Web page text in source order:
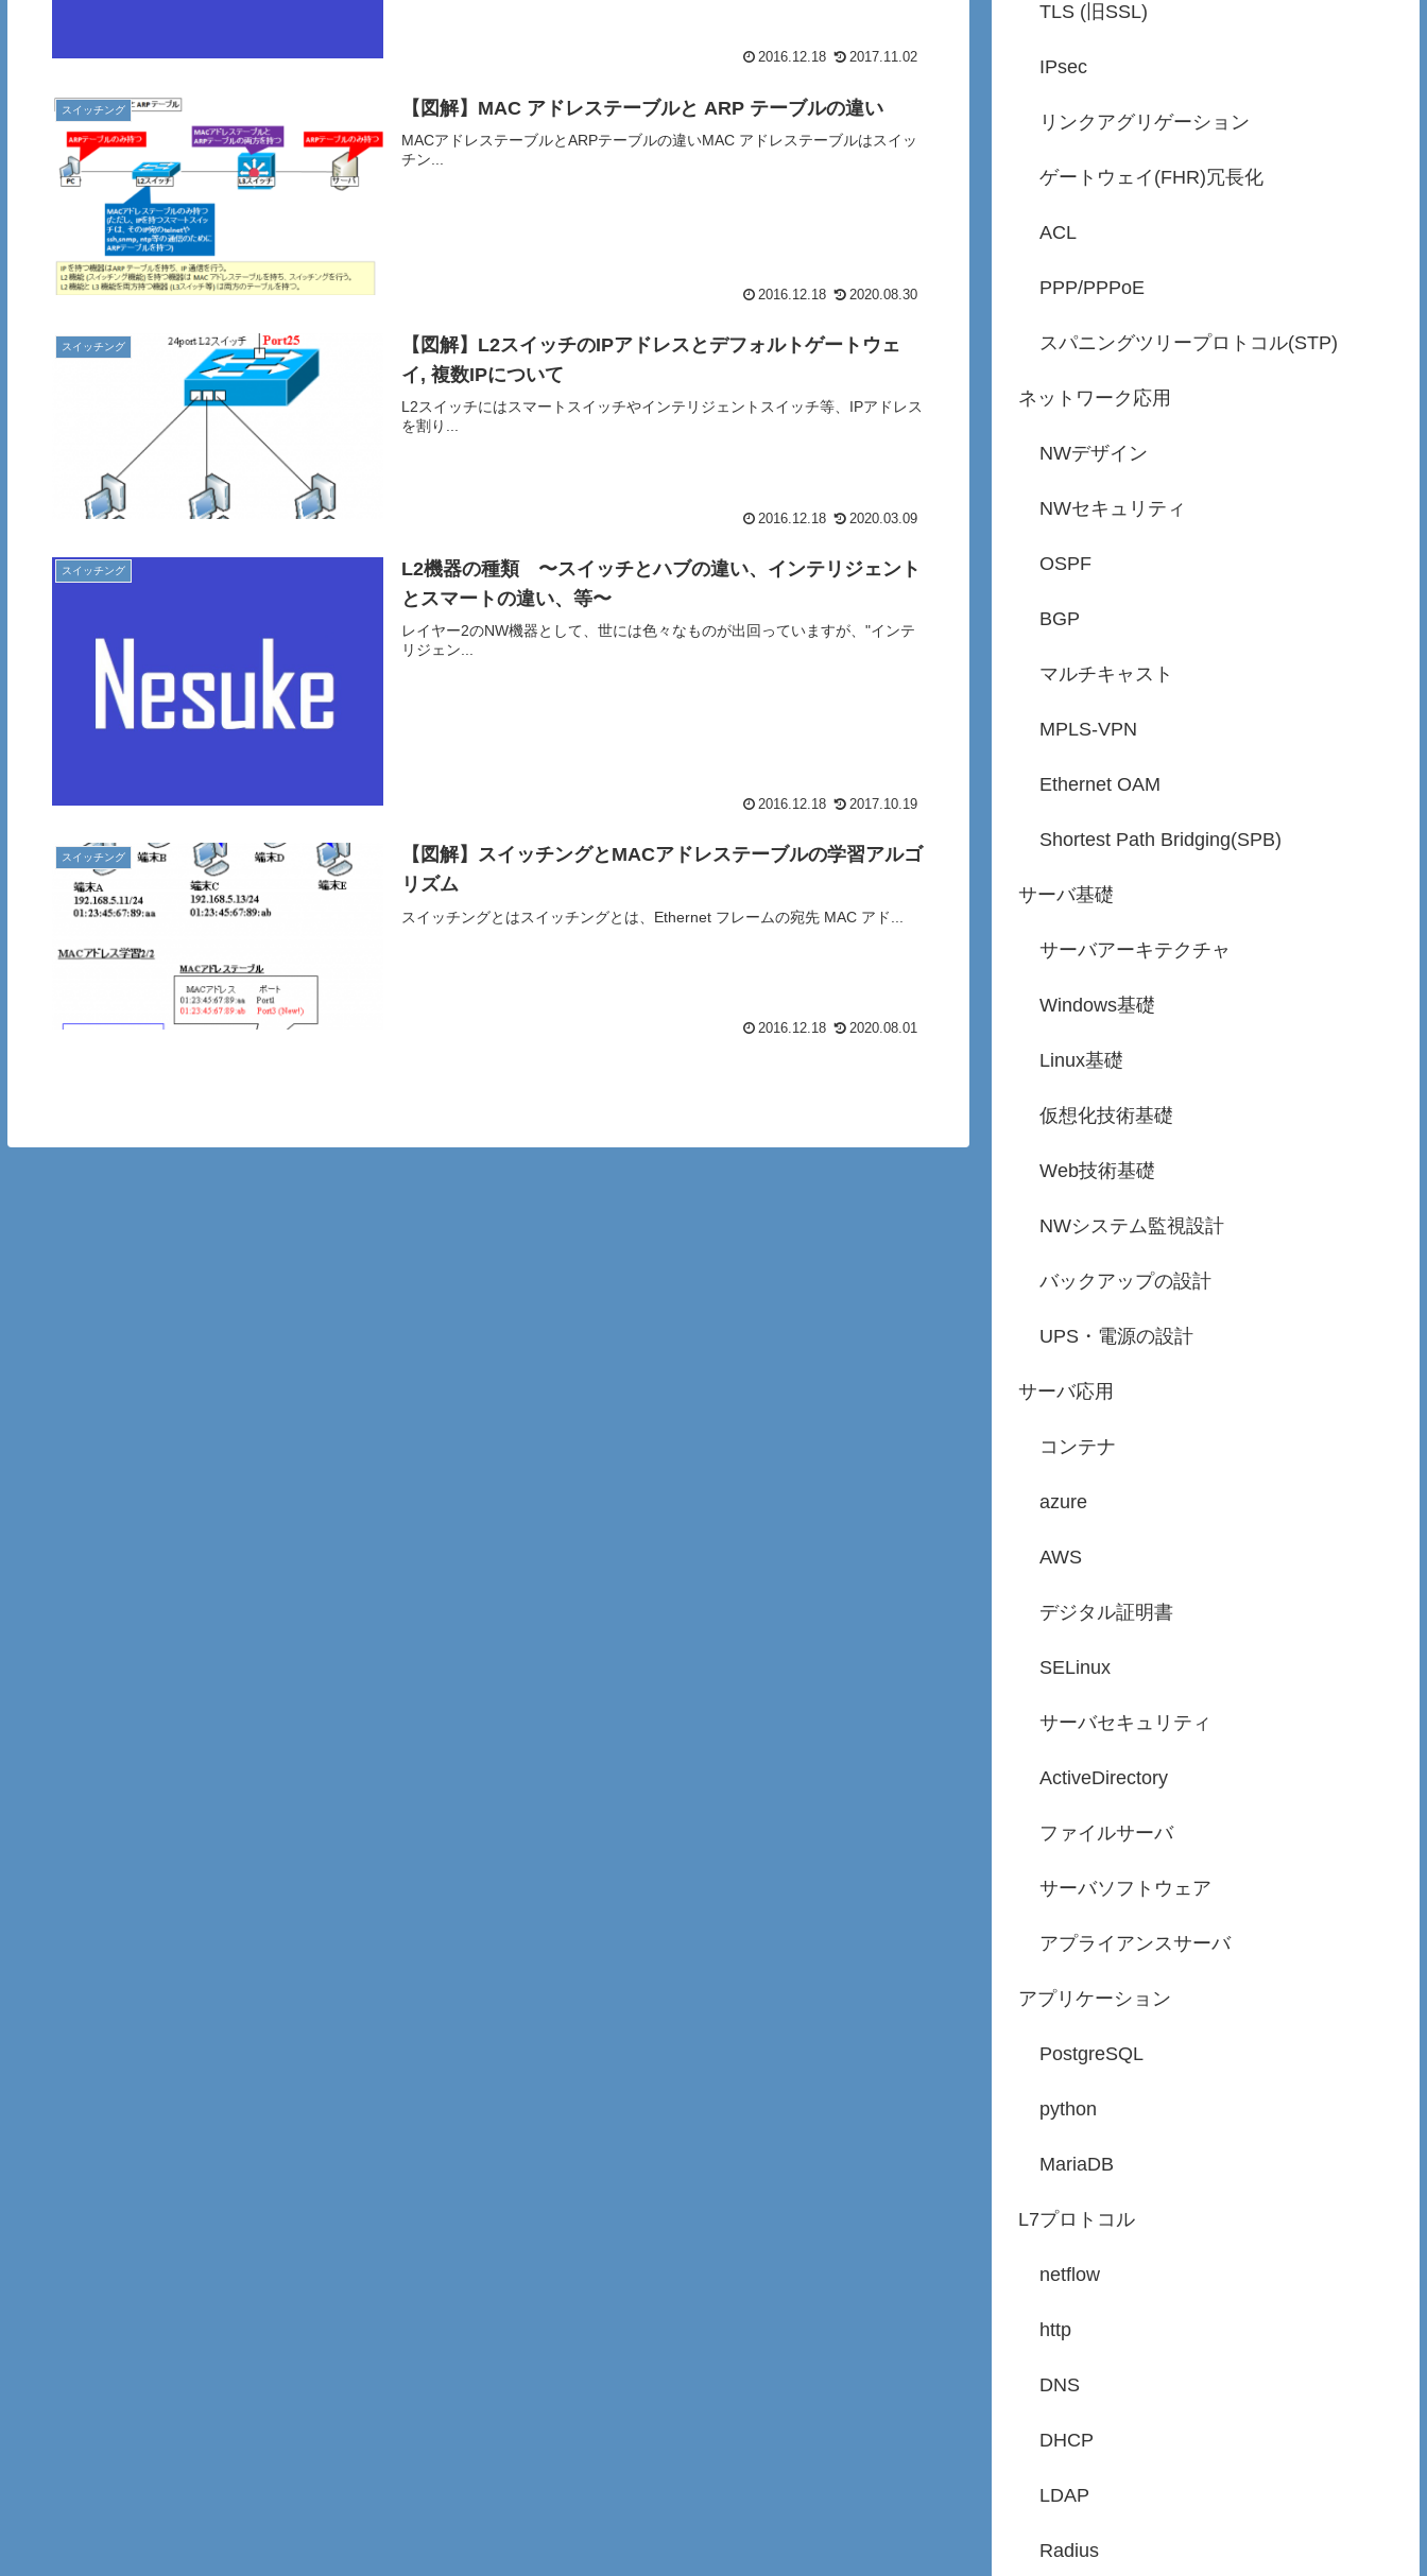
2016.12.18 2017.11.02
スイッチング 【図解】MAC アドレステーブルと ARP テーブルの違い
MACアドレステーブルとARPテーブルの違いMAC アドレステーブルはスイッ
チン...
2016.12.18 2020.08.30
スイッチング
【図解】L2スイッチのIPアドレスとデフォルトゲートウェ
イ, 複数IPについて
L2スイッチにはスマートスイッチやインテリジェントスイッチ等、IPアドレス
を割り...
2016.12.18 2020.03.09
スイッチング
L2機器の種類 〜スイッチとハブの違い、インテリジェント
とスマートの違い、等〜
レイヤー2のNW機器として、世には色々なものが出回っていますが、"インテ
リジェン...
2016.12.18 2017.10.19
スイッチング
【図解】スイッチングとMACアドレステーブルの学習アルゴ
リズム
スイッチングとはスイッチングとは、Ethernet フレームの宛先 MAC アド...
2016.12.18 2020.08.01
TLS (旧SSL)
IPsec
リンクアグリゲーション
ゲートウェイ(FHR)冗長化
ACL
PPP/PPPoE
スパニングツリープロトコル(STP)
ネットワーク応用
NWデザイン
NWセキュリティ
OSPF
BGP
マルチキャスト
MPLS-VPN
Ethernet OAM
Shortest Path Bridging(SPB)
サーバ基礎
サーバアーキテクチャ
Windows基礎
Linux基礎
仮想化技術基礎
Web技術基礎
NWシステム監視設計
バックアップの設計
UPS・電源の設計
サーバ応用
コンテナ
azure
AWS
デジタル証明書
SELinux
サーバセキュリティ
ActiveDirectory
ファイルサーバ
サーバソフトウェア
アプライアンスサーバ
アプリケーション
PostgreSQL
python
MariaDB
L7プロトコル
netflow
http
DNS
DHCP
LDAP
Radius